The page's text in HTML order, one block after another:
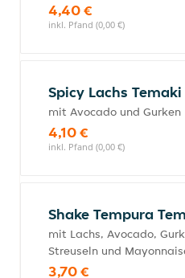
4,40 €
inkl. Pfand (0,00 €)
Spicy Lachs Temaki
mit Avocado und Gurken
4,10 €
inkl. Pfand (0,00 €)
Shake Tempura
mit Lachs, Avocado,
Streuseln und
3,70 €